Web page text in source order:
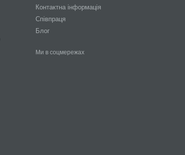
Контактна інформація
Співпраця
Блог
Ми в соцмережах